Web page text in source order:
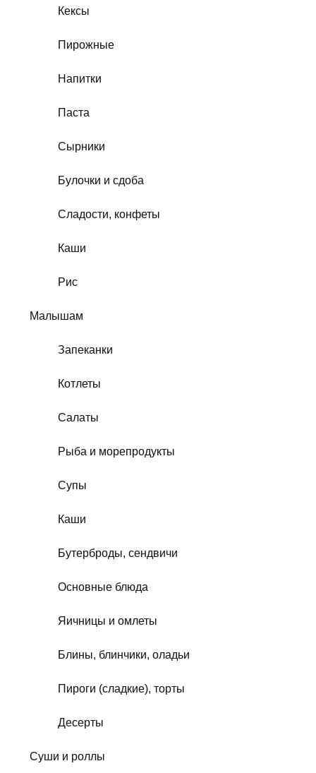
Кексы
Пирожные
Напитки
Паста
Сырники
Булочки и сдоба
Сладости, конфеты
Каши
Рис
Малышам
Запеканки
Котлеты
Салаты
Рыба и морепродукты
Супы
Каши
Бутерброды, сендвичи
Основные блюда
Яичницы и омлеты
Блины, блинчики, оладьи
Пироги (сладкие), торты
Десерты
Суши и роллы